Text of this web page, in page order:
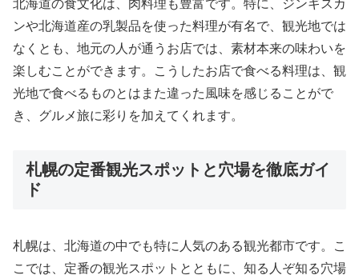
北海道の食文化は、肉料理も豊富です。特に、ジンギスカ
ンや北海道産の乳製品を使った料理が有名で、観光地では
なくとも、地元の人が通うお店では、素材本来の味わいを
楽しむことができます。こうしたお店で食べる料理は、観
光地で食べるものとはまた違った風味を感じることがで
き、グルメ旅に彩りを加えてくれます。
札幌の定番観光スポットと穴場を徹底ガイ
ド
札幌は、北海道の中でも特に人気のある観光都市です。こ
こでは、定番の観光スポットとともに、知る人ぞ知る穴場